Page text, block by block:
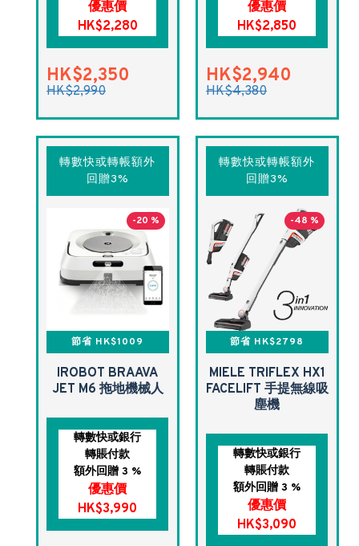
優惠價
HK$2,280
HK$2,350
HK$2,990
優惠價
HK$2,850
HK$2,940
HK$4,380
轉數快或轉帳額外
回贈3%
-20 %
節省 HK$1009
IROBOT BRAAVA
JET M6 拖地機械人
轉數快或銀行
轉賬付款
額外回贈 3 %
優惠價
HK$3,990
轉數快或轉帳額外
回贈3%
-48 %
節省 HK$2798
MIELE TRIFLEX HX1
FACELIFT 手提無線吸
塵機
轉數快或銀行
轉賬付款
額外回贈 3 %
優惠價
HK$3,090